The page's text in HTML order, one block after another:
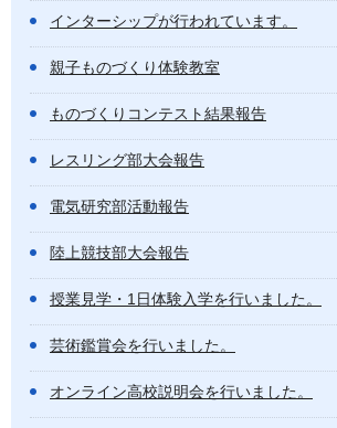
インターシップが行われています。
親子ものづくり体験教室
ものづくりコンテスト結果報告
レスリング部大会報告
電気研究部活動報告
陸上競技部大会報告
授業見学・1日体験入学を行いました。
芸術鑑賞会を行いました。
オンライン高校説明会を行いました。